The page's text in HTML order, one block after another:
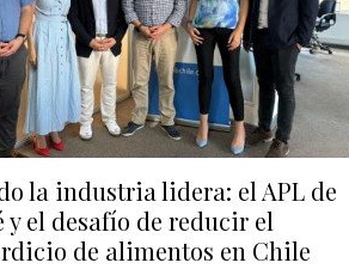
la industria lidera: el APL de
y el desafío de reducir el
de alimentos en Chile